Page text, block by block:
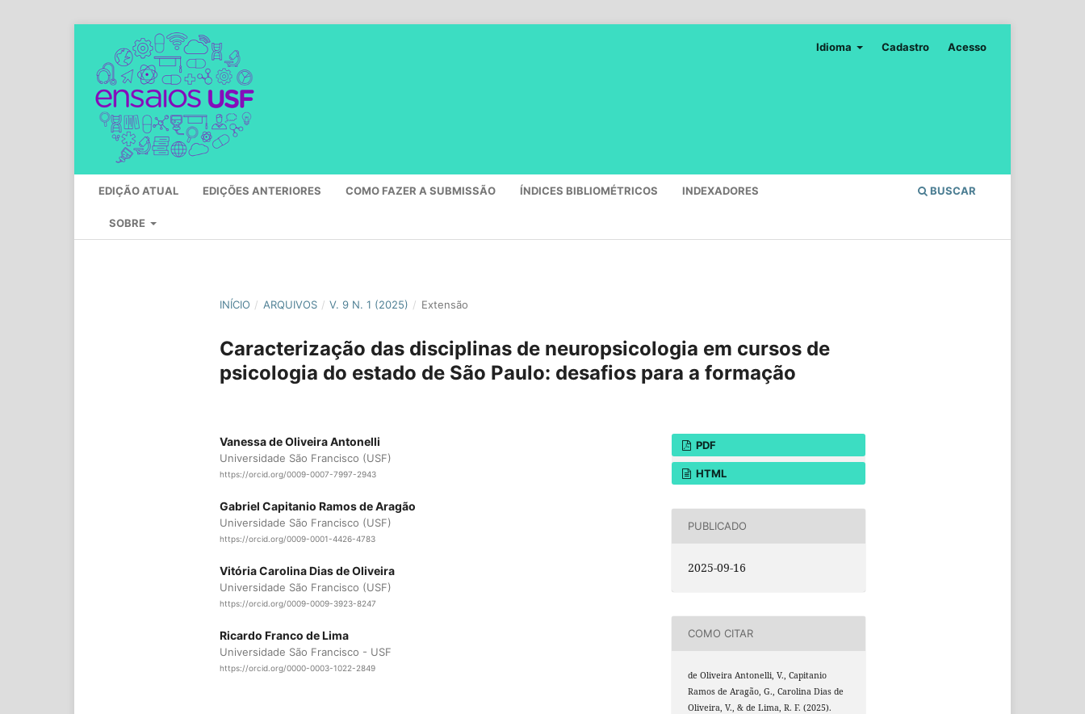
EDIÇÃO ATUAL EDIÇÕES ANTERIORES COMO FAZER A SUBMISSÃO ÍNDICES BIBLIOMÉTRICOS INDEXADORES
SOBRE
BUSCAR
Idioma Cadastro Acesso
INÍCIO / ARQUIVOS / V. 9 N. 1 (2025) / Extensão
Caracterização das disciplinas de neuropsicologia em cursos de
psicologia do estado de São Paulo: desafios para a formação
Vanessa de Oliveira Antonelli
Universidade São Francisco (USF)
https://orcid.org/0009-0007-7997-2943
Gabriel Capitanio Ramos de Aragão
Universidade São Francisco (USF)
https://orcid.org/0009-0001-4426-4783
Vitória Carolina Dias de Oliveira
Universidade São Francisco (USF)
https://orcid.org/0009-0009-3923-8247
Ricardo Franco de Lima
Universidade São Francisco - USF
https://orcid.org/0000-0003-1022-2849
PDF
HTML
PUBLICADO
2025-09-16
COMO CITAR
de Oliveira Antonelli, V., Capitanio
Ramos de Aragão, G., Carolina Dias de
Oliveira, V., & de Lima, R. F. (2025).